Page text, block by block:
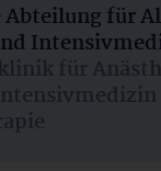
für
für